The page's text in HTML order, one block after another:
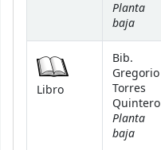
Planta
baja
Libro
Bib.
Gregorio
Torres
Quintero
Planta
baja